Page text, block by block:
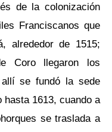
de la colonización
Franciscanos que
alrededor de 1515;
Coro llegaron los
se fundó la sede
hasta 1613, cuando a
se traslada a